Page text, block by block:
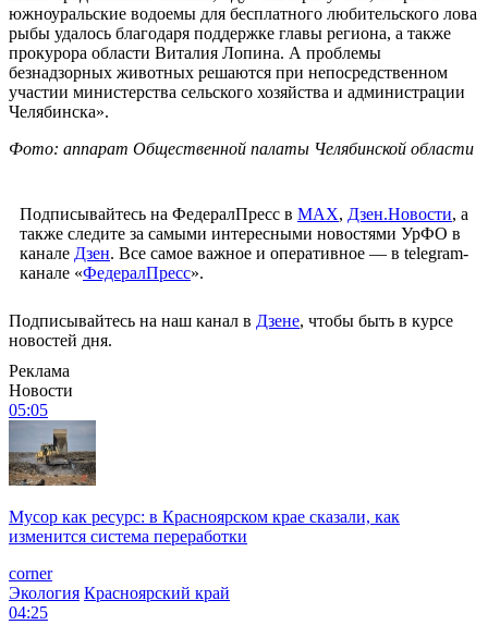
южноуральские водоемы для бесплатного любительского лова
рыбы удалось благодаря поддержке главы региона, а также
прокурора области Виталия Лопина. А проблемы
безнадзорных животных решаются при непосредственном
участии министерства сельского хозяйства и администрации
Челябинска».
Фото: аппарат Общественной палаты Челябинской области
Подписывайтесь на ФедералПресс в МАХ, Дзен.Новости, а
также следите за самыми интересными новостями УрФО в
канале Дзен. Все самое важное и оперативное — в telegram-
канале «ФедералПресс».
Подписывайтесь на наш канал в Дзене, чтобы быть в курсе
новостей дня.
Реклама
Новости
05:05
Мусор как ресурс: в Красноярском крае сказали, как
изменится система переработки
corner
Экология Красноярский край
04:25